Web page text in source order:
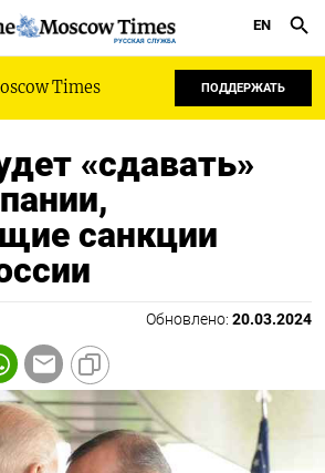
РУССКАЯ СЛУЖБА
EN
Times ПОДДЕРЖАТЬ
«сдавать»
санкции
Обновлено: 20.03.2024